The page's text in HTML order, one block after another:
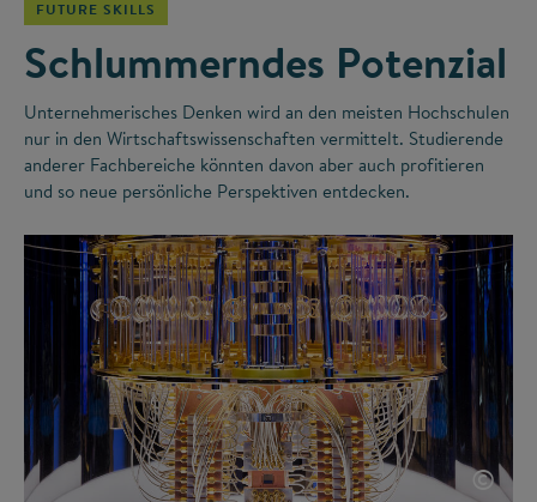
FUTURE SKILLS
Schlummerndes Potenzial
Unternehmerisches Denken wird an den meisten Hochschulen
nur in den Wirtschaftswissenschaften vermittelt. Studierende
anderer Fachbereiche könnten davon aber auch profitieren
und so neue persönliche Perspektiven entdecken.
©